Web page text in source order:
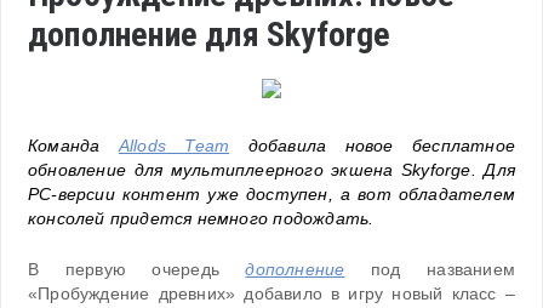
дополнение для Skyforge
КомандаAllods Team добавила новое бесплатное
обновление для мультиплеерного экшена Skyforge. Для
PC-версии контент уже доступен, а вот обладателем
консолей придется немного подождать.
В первую очередьдополнение под названием
«Пробуждение древних» добавило в игру новый класс –